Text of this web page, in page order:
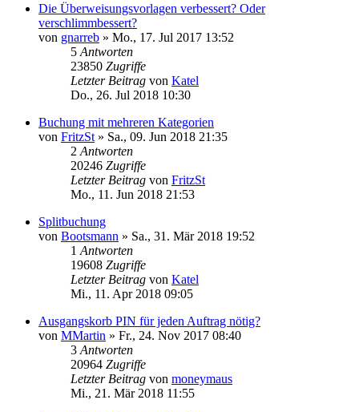
Die Überweisungsvorlagen verbessert? Oder
verschlimmbessert?
von gnarreb » Mo., 17. Jul 2017 13:52
5 Antworten
23850 Zugriffe
Letzter Beitrag von Katel
Do., 26. Jul 2018 10:30
Buchung mit mehreren Kategorien
von FritzSt » Sa., 09. Jun 2018 21:35
2 Antworten
20246 Zugriffe
Letzter Beitrag von FritzSt
Mo., 11. Jun 2018 21:53
Splitbuchung
von Bootsmann » Sa., 31. Mär 2018 19:52
1 Antworten
19608 Zugriffe
Letzter Beitrag von Katel
Mi., 11. Apr 2018 09:05
Ausgangskorb PIN für jeden Auftrag nötig?
von MMartin » Fr., 24. Nov 2017 08:40
3 Antworten
20964 Zugriffe
Letzter Beitrag von moneymaus
Mi., 21. Mär 2018 11:55